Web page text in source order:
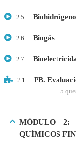
2.5
2.6 Biogás
2.7
2.1 PB.
5
MÓDULO 2:
QUÍMICOS